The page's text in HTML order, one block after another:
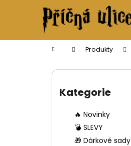
Domů Produkty
kategorie
Kategorie
🔥 Novinky
💣 SLEVY
🎁 Dárkové sady
í
Zpět
do
Zpět
do